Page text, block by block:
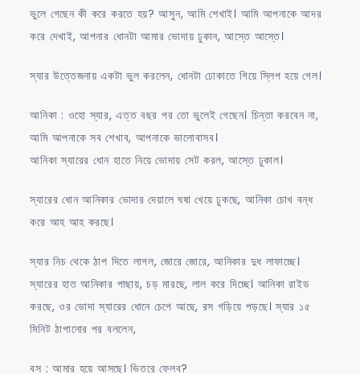
ভুলে গেছেন কী করে করতে হয়? আসুন, আমি শেখাই। আমি আপনাকে আদর
করে দেখাই, আপনার ধোনটা আমার ভোদায় ঢুকান, আস্তে আস্তে।
স্যার উত্তেজনায় একটা ভুল করলেন, ধোনটা ঢোকাতে গিয়ে স্লিপ হয়ে গেল।
আনিকা : ওহো স্যার, এত্ত বছর পর তো ভুলেই গেছেন। চিন্তা করবেন না,
আমি আপনাকে সব শেখাব, আপনাকে ভালোবাসব।
আনিকা স্যারের ধোন হাতে নিয়ে ভোদায় সেট করল, আস্তে ঢুকাল।
স্যারের ধোন আনিকার ভোদার দেয়ালে ঘষা খেয়ে ঢুকছে, আনিকা চোখ বন্ধ
করে আহ আহ করছে।
স্যার নিচ থেকে ঠাপ দিতে লাগল, জোরে জোরে, আনিকার দুধ লাফাচ্ছে।
স্যারের হাত আনিকার পাছায়, চড় মারছে, লাল করে দিচ্ছে। আনিকা রাইড
করছে, ওর ভোদা স্যারের ধোনে চেপে আছে, রস গড়িয়ে পড়ছে। স্যার ১৫
মিনিট ঠাপানোর পর বললেন,
বস : আমার হয়ে আসছে। ভিতরে ফেলব?